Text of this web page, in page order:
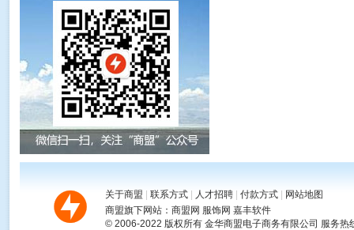
 关于商盟 联系方式 人才招聘 付款方式
网站地图
商盟旗下网站： 商盟网 服饰网 嘉丰软件
© 2006-2022 版权所有 金华商盟电子商务有限公司 服务热